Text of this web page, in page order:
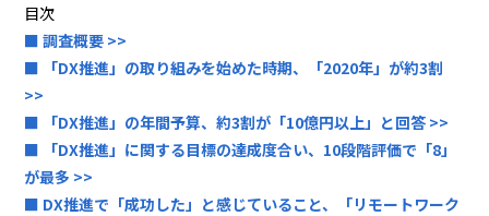
目次
■ 調査概要 >>
■ 「DX推進」の取り組みを始めた時期、「2020年」が約3割
>>
■ 「DX推進」の年間予算、約3割が「10億円以上」と回答 >>
■ 「DX推進」に関する目標の達成度合い、10段階評価で「8」
が最多 >>
■ DX推進で「成功した」と感じていること、「リモートワーク